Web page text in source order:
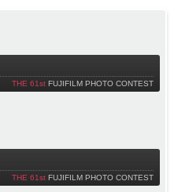
THE 61st FUJIFILM PHOTO CONTEST
THE 61st FUJIFILM PHOTO CONTEST